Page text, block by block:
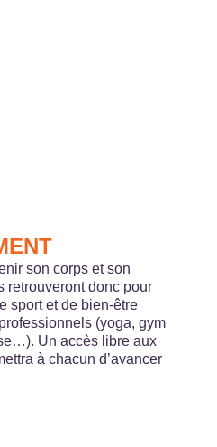
son corps et son
retrouveront donc pour
sport et de bien-être
(yoga, gym
Un accès libre aux
à chacun d’avancer